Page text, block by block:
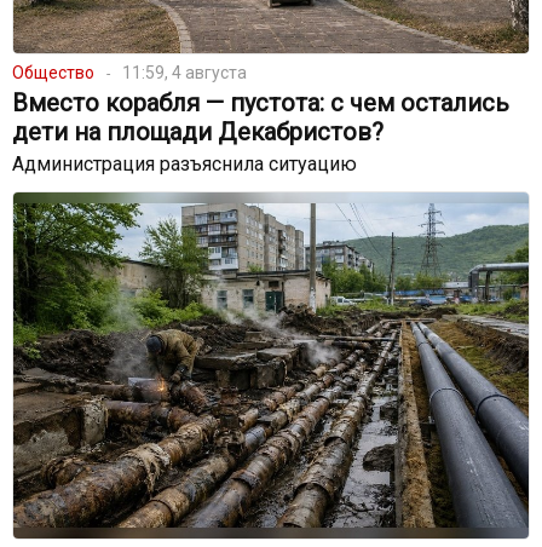
Общество 11:59, 4 августа
Вместо корабля — пустота: с чем остались
дети на площади Декабристов?
Администрация разъяснила ситуацию